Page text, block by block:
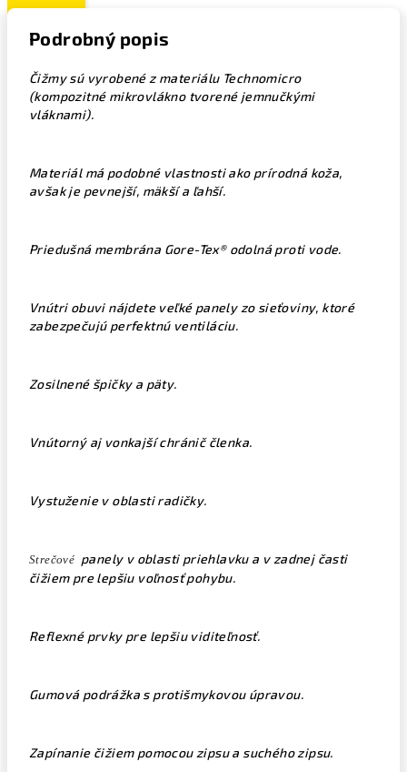
Podrobný popis
Čižmy sú vyrobené z materiálu Technomicro
(kompozitné mikrovlákno tvorené jemnučkými
vláknami).
Materiál má podobné vlastnosti ako prírodná koža,
avšak je pevnejší, mäkší a ľahší.
Priedušná membrána Gore-Tex® odolná proti vode.
Vnútri obuvi nájdete veľké panely zo sieťoviny, ktoré
zabezpečujú perfektnú ventiláciu.
Zosilnené špičky a päty.
Vnútorný aj vonkajší chránič členka.
Vystuženie v oblasti radičky.
Strečové panely v oblasti priehlavku a v zadnej časti
čižiem pre lepšiu voľnosť pohybu.
Reflexné prvky pre lepšiu viditeľnosť.
Gumová podrážka s protišmykovou úpravou.
Zapínanie čižiem pomocou zipsu a suchého zipsu.